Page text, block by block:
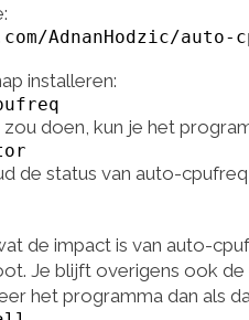
AdnanHodzic/
installeren:
doen, kun je het
de status van auto-
de impact is van auto-
Je blijft overigens ook
het programma dan als